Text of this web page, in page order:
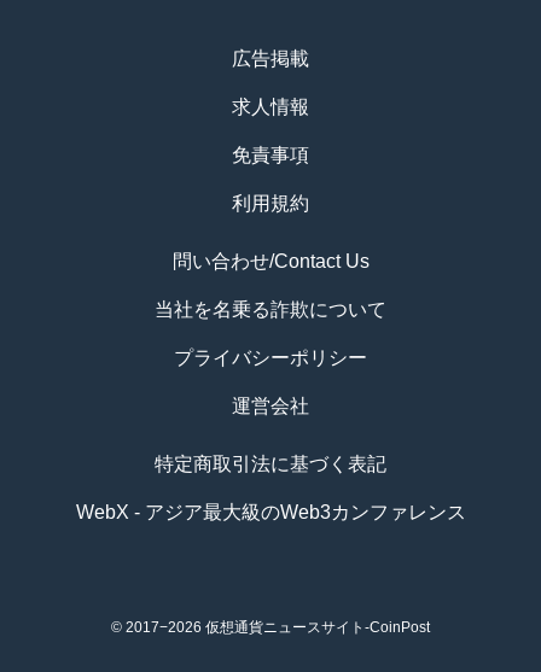
広告掲載
求人情報
免責事項
利用規約
問い合わせ/Contact Us
当社を名乗る詐欺について
プライバシーポリシー
運営会社
特定商取引法に基づく表記
WebX - アジア最大級のWeb3カンファレンス
© 2017−2026 仮想通貨ニュースサイト-CoinPost